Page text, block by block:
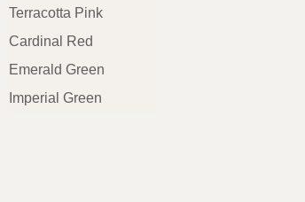
Terracotta Pink
Cardinal Red
Emerald Green
Imperial Green